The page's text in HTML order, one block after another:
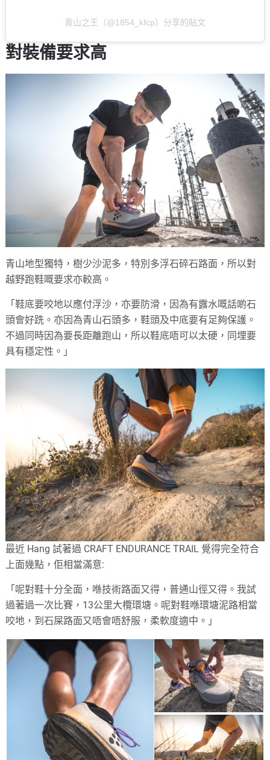
青山之王（@1854_kfcp）分享的貼文
對裝備要求高
青山地型獨特，樹少沙泥多，特別多浮石碎石路面，所以對
越野跑鞋嘅要求亦較高。
「鞋底要咬地以應付浮沙，亦要防滑，因為有露水嘅話啲石
頭會好跣。亦因為青山石頭多，鞋頭及中底要有足夠保護。
不過同時因為要長距離跑山，所以鞋底唔可以太硬，同埋要
具有穩定性。」
最近 Hang 試著過 CRAFT ENDURANCE TRAIL 覺得完全符合
上面幾點，佢相當滿意:
「呢對鞋十分全面，喺技術路面又得，普通山徑又得。我試
過著過一次比賽，13公里大欖環塘。呢對鞋喺環塘泥路相當
咬地，到石屎路面又唔會唔舒服，柔軟度適中。」